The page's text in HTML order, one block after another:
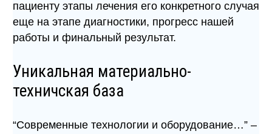
пациенту этапы лечения его конкретного случая
еще на этапе диагностики, прогресс нашей
работы и финальный результат.
Уникальная материально-
техничская база
“Современные технологии и оборудование…” –